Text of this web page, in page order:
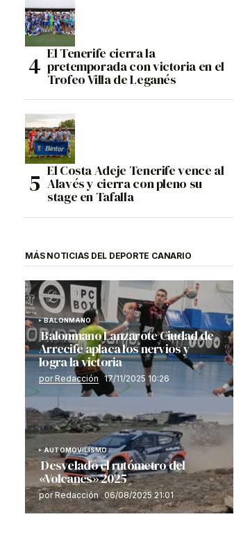
El Tenerife cierra la
pretemporada con victoria en el
Trofeo Villa de Leganés
El Costa Adeje Tenerife vence al
Alavés y cierra con pleno su
stage en Tafalla
MÁS NOTICIAS DEL DEPORTE CANARIO
BALONMANO
Balonmano Lanzarote Ciudad de
Arrecife aplaca los nervios y
logra la victoria
por Redacción 17/11/2025 10:26
AUTOMOVILISMO
Desvelado el rutómetro del
«Volcanes» 2025
por Redacción 06/08/2025 21:01